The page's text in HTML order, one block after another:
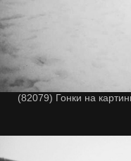
(82079) Гонки на